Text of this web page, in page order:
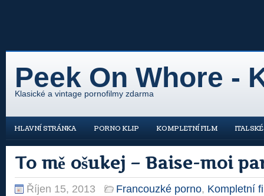
Peek On Whore -
Klasické a vintage pornofilmy zdarma
HLAVNÍ STRÁNKA PORNO KLIP KOMPLETNÍ FILM
To mě ošukej – Baise-moi
Říjen 15, 2013 Francouzké porno, Kompletní